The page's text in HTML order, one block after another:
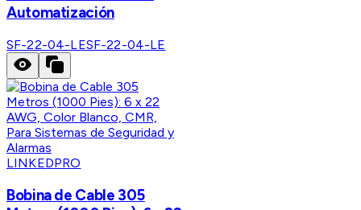
Automatización
SF-22-04-LESF-22-04-LE
LINKEDPRO
Bobina de Cable 305